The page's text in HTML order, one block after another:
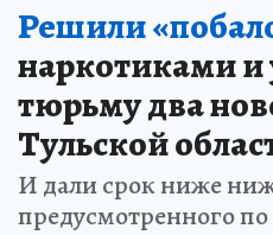
Решили
наркотиками и
тюрьму два
Тульской
И дали срок ниже
предусмотренного по